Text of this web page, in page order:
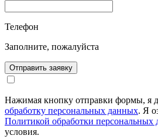
Телефон
Заполните, пожалуйста
Отправить заявку
Нажимая кнопку отправки формы, я
обработку персональных данных. Я
Политикой обработки персональных
условия.